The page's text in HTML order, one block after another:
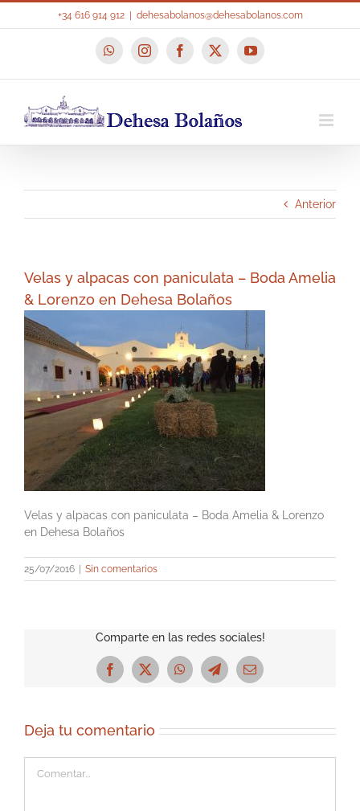
+34 616 914 912 dehesabolanos@dehesabolanos.com
WhatsAppInstagramFacebook
X YouTube
Anterior
Velas y alpacas con paniculata – Boda Amelia
& Lorenzo en Dehesa Bolaños
Velas y alpacas con paniculata – Boda Amelia & Lorenzo
en Dehesa Bolaños
25/07/2016 Sin comentarios
Comparte en las redes sociales!
Facebook
X WhatsAppTelegramCorreo
Deja tu comentario